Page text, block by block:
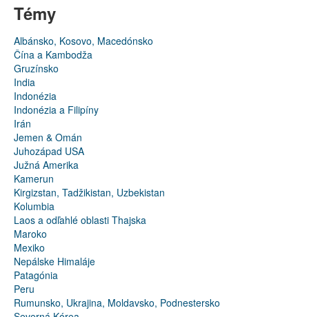
Témy
Albánsko, Kosovo, Macedónsko
Čína a Kambodža
Gruzínsko
India
Indonézia
Indonézia a Filipíny
Irán
Jemen & Omán
Juhozápad USA
Južná Amerika
Kamerun
Kirgizstan, Tadžikistan, Uzbekistan
Kolumbia
Laos a odľahlé oblasti Thajska
Maroko
Mexiko
Nepálske Himaláje
Patagónia
Peru
Rumunsko, Ukrajina, Moldavsko, Podnestersko